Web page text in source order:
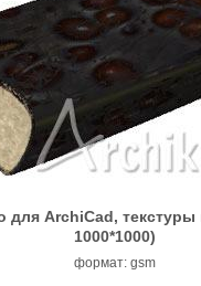
ArchiCad, текстуры
1000*1000)
формат: gsm